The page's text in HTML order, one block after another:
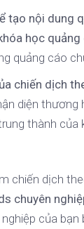
tạo nội dung
học
quảng cáo
chiến dịch
diện thương
thành của
chiến dịch
chuyên
của bạn